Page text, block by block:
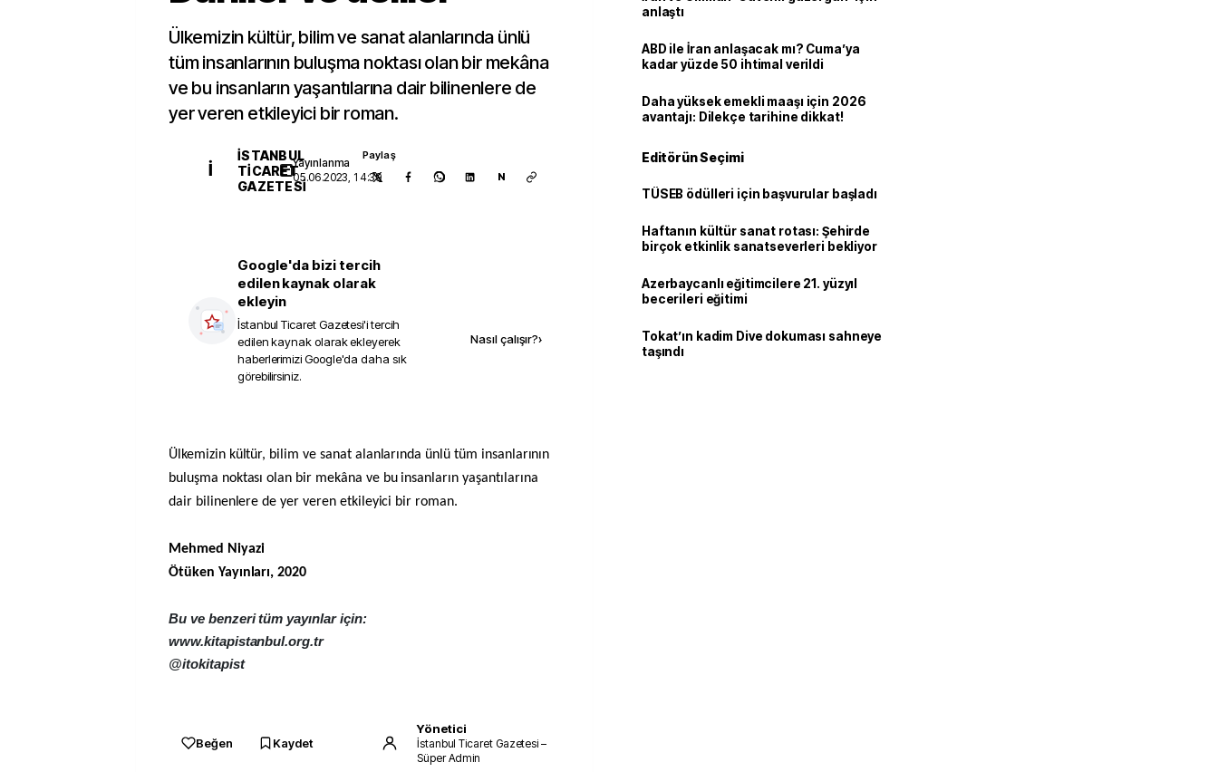
Ülkemizin kültür, bilim ve sanat alanlarında ünlü
tüm insanlarının buluşma noktası olan bir mekâna
ve bu insanların yaşantılarına dair bilinenlere de
yer veren etkileyici bir roman.
İ
İSTANBUL
TICARET
GAZETESI
Yayınlanma
05.06.2023, 14:39
Paylaş
N
Google'da bizi tercih
edilen kaynak olarak
ekleyin
İstanbul Ticaret Gazetesi'i tercih
edilen kaynak olarak ekleyerek
haberlerimizi Google'da daha sık
görebilirsiniz.
Nasıl çalışır?›
Ülkemizin kültür, bilim ve sanat alanlarında ünlü tüm insanlarının
buluşma noktası olan bir mekâna ve bu insanların yaşantılarına
dair bilinenlere de yer veren etkileyici bir roman.
Mehmed Niyazi
Ötüken Yayınları, 2020
Bu ve benzeri tüm yayınlar için:
www.kitapistanbul.org.tr
@itokitapist
Beğen Kaydet
Yönetici
İstanbul Ticaret Gazetesi –
Süper Admin
anlaştı
ABD ile İran anlaşacak mı? Cuma’ya
kadar yüzde 50 ihtimal verildi
Daha yüksek emekli maaşı için 2026
avantajı: Dilekçe tarihine dikkat!
Editörün Seçimi
TÜSEB ödülleri için başvurular başladı
Haftanın kültür sanat rotası: Şehirde
birçok etkinlik sanatseverleri bekliyor
Azerbaycanlı eğitimcilere 21. yüzyıl
becerileri eğitimi
Tokat’ın kadim Dive dokuması sahneye
taşındı